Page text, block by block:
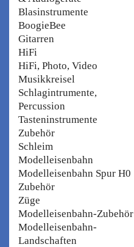
Blasinstrumente
BoogieBee
Gitarren
HiFi
HiFi, Photo, Video
Musikkreisel
Schlagintrumente,
Percussion
Tasteninstrumente
Zubehör
Schleim
Modelleisenbahn
Modelleisenbahn Spur H0
Zubehör
Züge
Modelleisenbahn-Zubehör
Modelleisenbahn-
Landschaften